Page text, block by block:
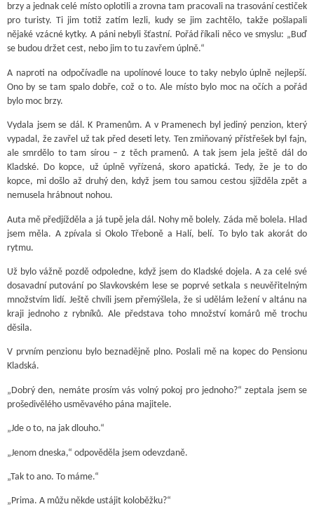
brzy a jednak celé místo oplotili a zrovna tam pracovali na trasování cestiček
pro turisty. Ti jim totiž zatím lezli, kudy se jim zachtělo, takže pošlapali
nějaké vzácné kytky. A páni nebyli šťastní. Pořád říkali něco ve smyslu: „Buď
se budou držet cest, nebo jim to tu zavřem úplně.“
A naproti na odpočívadle na upolínové louce to taky nebylo úplně nejlepší.
Ono by se tam spalo dobře, což o to. Ale místo bylo moc na očích a pořád
bylo moc brzy.
Vydala jsem se dál. K Pramenům. A v Pramenech byl jediný penzion, který
vypadal, že zavřel už tak před deseti lety. Ten zmiňovaný přístřešek byl fajn,
ale smrdělo to tam sírou – z těch pramenů. A tak jsem jela ještě dál do
Kladské. Do kopce, už úplně vyřízená, skoro apatická. Tedy, že je to do
kopce, mi došlo až druhý den, když jsem tou samou cestou sjížděla zpět a
nemusela hrábnout nohou.
Auta mě předjížděla a já tupě jela dál. Nohy mě bolely. Záda mě bolela. Hlad
jsem měla. A zpívala si Okolo Třeboně a Halí, belí. To bylo tak akorát do
rytmu.
Už bylo vážně pozdě odpoledne, když jsem do Kladské dojela. A za celé své
dosavadní putování po Slavkovském lese se poprvé setkala s neuvěřitelným
množstvím lidí. Ještě chvíli jsem přemýšlela, že si udělám ležení v altánu na
kraji jednoho z rybníků. Ale představa toho množství komárů mě trochu
děsila.
V prvním penzionu bylo beznadějně plno. Poslali mě na kopec do Pensionu
Kladská.
„Dobrý den, nemáte prosím vás volný pokoj pro jednoho?“ zeptala jsem se
prošedivělého usměvavého pána majitele.
„Jde o to, na jak dlouho.“
„Jenom dneska,“ odpověděla jsem odevzdaně.
„Tak to ano. To máme.“
„Prima. A můžu někde ustájit koloběžku?“